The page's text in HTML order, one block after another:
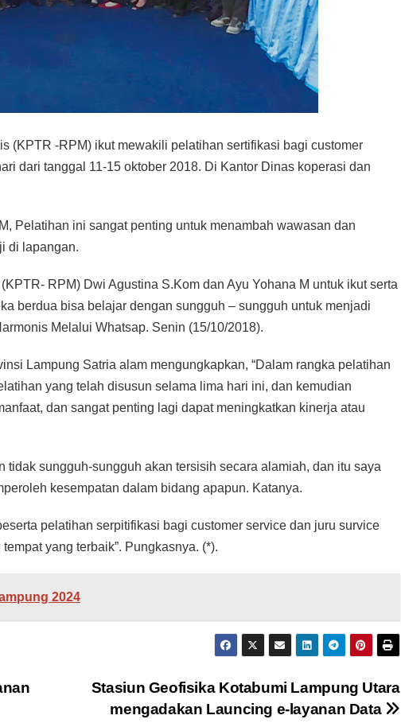
(KPTR -RPM) ikut mewakili pelatihan sertifikasi bagi customer
dari tanggal 11-15 oktober 2018. Di Kantor Dinas koperasi dan
Pelatihan ini sangat penting untuk menambah wawasan dan
di lapangan.
RPM) Dwi Agustina S.Kom dan Ayu Yohana M untuk ikut serta
berdua bisa belajar dengan sungguh – sungguh untuk menjadi
Melalui Whatsap. Senin (15/10/2018).
Lampung Satria alam mengungkapkan, “Dalam rangka pelatihan
yang telah disusun selama lima hari ini, dan kemudian
dan sangat penting lagi dapat meningkatkan kinerja atau
tidak sungguh-sungguh akan tersisih secara alamiah, dan itu saya
kesempatan dalam bidang apapun. Katanya.
pelatihan serpitifikasi bagi customer service dan juru survice
yang terbaik”. Pungkasnya. (*).
2024
Stasiun Geofisika Kotabumi Lampung Utara
mengadakan Launcing e-layanan Data